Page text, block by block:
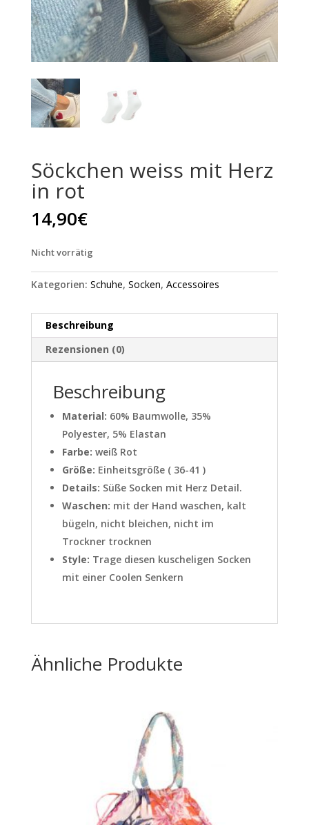
Söckchen weiss mit Herz
in rot
14,90€
Nicht vorrätig
Kategorien: Schuhe, Socken, Accessoires
Beschreibung
Rezensionen (0)
Beschreibung
Material: 60% Baumwolle, 35%
Polyester, 5% Elastan
Farbe: weiß Rot
Größe: Einheitsgröße ( 36-41 )
Details: Süße Socken mit Herz Detail.
Waschen: mit der Hand waschen, kalt
bügeln, nicht bleichen, nicht im
Trockner trocknen
Style: Trage diesen kuscheligen Socken
mit einer Coolen Senkern
Ähnliche Produkte